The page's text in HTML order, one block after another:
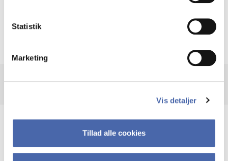
Statistik
Marketing
Vis detaljer
Tillad alle cookies
Krigen i Ukraine